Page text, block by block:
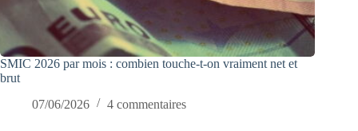
SMIC 2026 par mois : combien touche-t-on vraiment net et
brut
07/06/2026
4 commentaires